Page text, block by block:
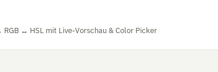
RGB ↔ HSL mit Live-Vorschau & Color Picker